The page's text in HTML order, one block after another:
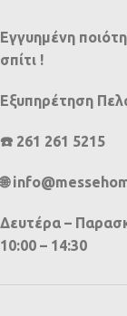
Εγγυημένη
σπίτι !
Εξυπηρέτηση
☎️ 261 261 5215
🌐
Δευτέρα –
10:00 – 14:30